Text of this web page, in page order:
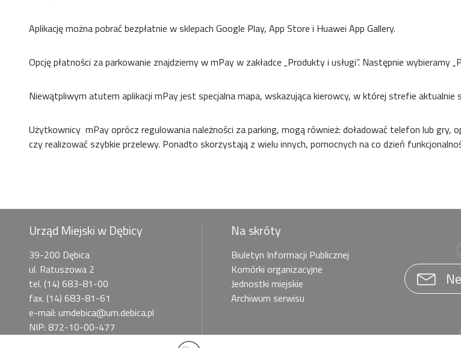
Aplikację można pobrać bezpłatnie w sklepach Google Play, App Store i Huawei App Gallery.
Opcję płatności za parkowanie znajdziemy w mPay w zakładce „Produkty i usługi”. Następnie wybieramy
Niewątpliwym atutem aplikacji mPay jest specjalna mapa, wskazująca kierowcy, w której strefie aktualnie
Użytkownicy mPay oprócz regulowania należności za parking, mogą również: doładować telefon lub gry,
czy realizować szybkie przelewy. Ponadto skorzystają z wielu innych, pomocnych na co dzień
Urząd Miejski w Dębicy
39-200 Dębica
ul. Ratuszowa 2
tel. (14) 683-81-00
fax. (14) 683-81-61
e-mail: umdebica@um.debica.pl
NIP: 872-10-00-477
Na skróty
Biuletyn Informacji Publicznej
Komórki organizacyjne
Jednostki miejskie
Archiwum serwisu